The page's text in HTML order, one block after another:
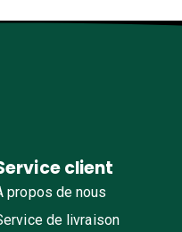
client
propos de nous
de livraison